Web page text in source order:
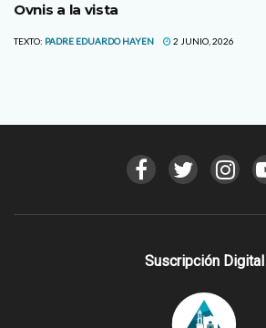
Ovnis a la vista
TEXTO: PADRE EDUARDO HAYEN 2 JUNIO, 2026
Suscripción Digital